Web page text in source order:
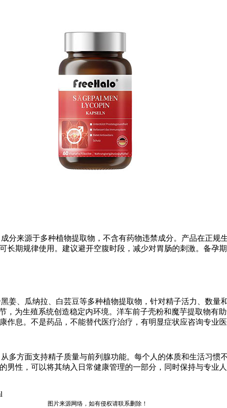
分来源于多种植物提取物，不含有药物违禁成分。产品在正规
期规律使用。建议避开空腹时段，减少对胃肠的刺激。备孕
姜、瓜纳拉、白芸豆等多种植物提取物，针对精子活力、数
为生殖系统创造稳定内环境。洋车前子壳粉和魔芋提取物有
息。不是药品，不能替代医疗治疗，有明显症状应咨询专业医
多方面支持精子质量与前列腺功能。每个人的体质和生活习
性，可以将其纳入日常健康管理的一部分，同时保持与专业
图片来源网络，如有侵权请联系删除！